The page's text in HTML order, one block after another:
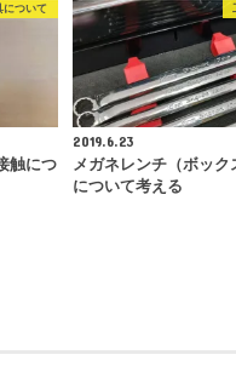
について
触につ
2019.6.23
メガネレンチ（ボック
について考える